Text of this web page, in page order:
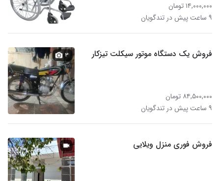
۱۴,۰۰۰,۰۰۰ تومان
۹ ساعت پیش در تندگویان
فروش یک دستگاه موتور سیکلت تیزکار
۸۴,۵۰۰,۰۰۰ تومان
۹ ساعت پیش در تندگویان
۳
فروش فوری منزل ویلایی